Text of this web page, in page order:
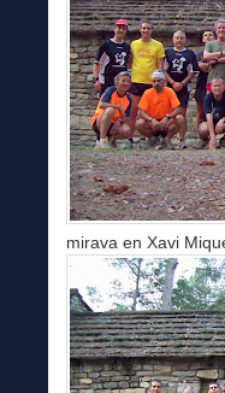
mirava en Xavi